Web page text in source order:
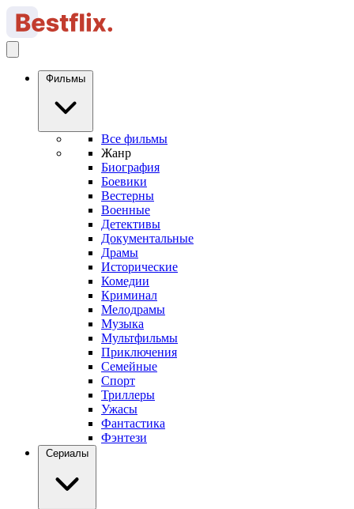
Фильмы
Все фильмы
Жанр
Биография
Боевики
Вестерны
Военные
Детективы
Документальные
Драмы
Исторические
Комедии
Криминал
Мелодрамы
Музыка
Мультфильмы
Приключения
Семейные
Спорт
Триллеры
Ужасы
Фантастика
Фэнтези
Сериалы